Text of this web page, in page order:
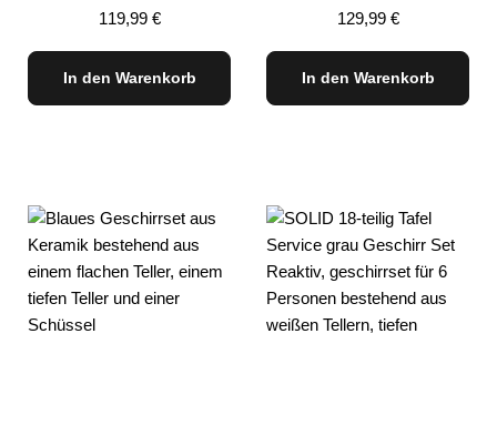
Regulärer Preis:
119,99 €
In den Warenkorb
Regulärer Preis:
129,99 €
In den Warenkorb